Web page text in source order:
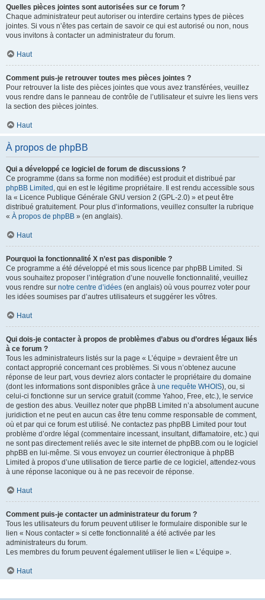
Quelles pièces jointes sont autorisées sur ce forum ?
Chaque administrateur peut autoriser ou interdire certains types de pièces
jointes. Si vous n’êtes pas certain de savoir ce qui est autorisé ou non, nous
vous invitons à contacter un administrateur du forum.
Haut
Comment puis-je retrouver toutes mes pièces jointes ?
Pour retrouver la liste des pièces jointes que vous avez transférées, veuillez
vous rendre dans le panneau de contrôle de l’utilisateur et suivre les liens vers
la section des pièces jointes.
Haut
À propos de phpBB
Qui a développé ce logiciel de forum de discussions ?
Ce programme (dans sa forme non modifiée) est produit et distribué par
phpBB Limited , qui en est le légitime propriétaire. Il est rendu accessible sous
la « Licence Publique Générale GNU version 2 (GPL-2.0) » et peut être
distribué gratuitement. Pour plus d’informations, veuillez consulter la rubrique
« À propos de phpBB » (en anglais).
Haut
Pourquoi la fonctionnalité X n’est pas disponible ?
Ce programme a été développé et mis sous licence par phpBB Limited. Si
vous souhaitez proposer l’intégration d’une nouvelle fonctionnalité, veuillez
vous rendre sur notre centre d’idées (en anglais) où vous pourrez voter pour
les idées soumises par d’autres utilisateurs et suggérer les vôtres.
Haut
Qui dois-je contacter à propos de problèmes d’abus ou d’ordres légaux liés
à ce forum ?
Tous les administrateurs listés sur la page « L’équipe » devraient être un
contact approprié concernant ces problèmes. Si vous n’obtenez aucune
réponse de leur part, vous devriez alors contacter le propriétaire du domaine
(dont les informations sont disponibles grâce à une requête WHOIS), ou, si
celui-ci fonctionne sur un service gratuit (comme Yahoo, Free, etc.), le service
de gestion des abus. Veuillez noter que phpBB Limited n’a absolument aucune
juridiction et ne peut en aucun cas être tenu comme responsable de comment,
où et par qui ce forum est utilisé. Ne contactez pas phpBB Limited pour tout
problème d’ordre légal (commentaire incessant, insultant, diffamatoire, etc.) qui
ne sont pas directement reliés avec le site internet de phpBB.com ou le logiciel
phpBB en lui-même. Si vous envoyez un courrier électronique à phpBB
Limited à propos d’une utilisation de tierce partie de ce logiciel, attendez-vous
à une réponse laconique ou à ne pas recevoir de réponse.
Haut
Comment puis-je contacter un administrateur du forum ?
Tous les utilisateurs du forum peuvent utiliser le formulaire disponible sur le
lien « Nous contacter » si cette fonctionnalité a été activée par les
administrateurs du forum.
Les membres du forum peuvent également utiliser le lien « L’équipe ».
Haut